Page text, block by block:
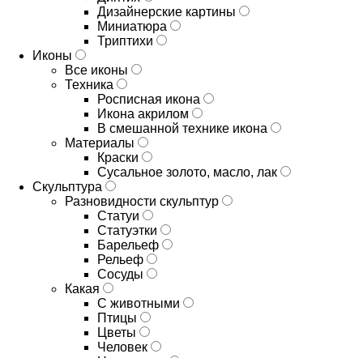
Дизайнерские картины
Миниатюра
Триптихи
Иконы
Все иконы
Техника
Росписная икона
Икона акрилом
В смешанной технике икона
Материалы
Краски
Сусальное золото, масло, лак
Скульптура
Разновидности скульптур
Статуи
Статуэтки
Барельеф
Рельеф
Сосуды
Какая
С животными
Птицы
Цветы
Человек